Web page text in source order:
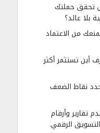
تحقق حملتك
بلا عائد؟
من الاعتماد
أين تستثمر أكثر
نقاط الضعف
تقارير وأرقام
الرقمي.